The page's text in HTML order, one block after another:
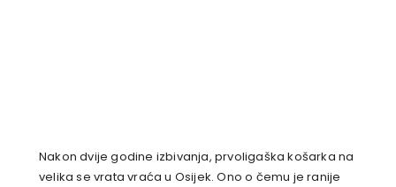
Nakon dvije godine izbivanja, prvoligaška košarka na
velika se vrata vraća u Osijek. Ono o čemu je ranije